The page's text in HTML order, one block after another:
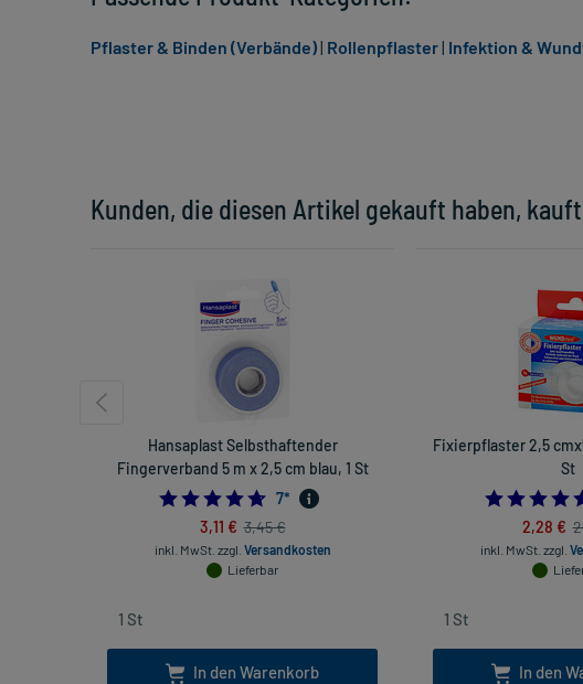
Kunden, die diesen Artikel gekauft haben,
Hansaplast Selbsthaftender
Fingerverband 5 m x 2,5 cm blau, 1 St
4.714285714285714
7*
3,11 € 3,45 €
inkl. MwSt. zzgl. Versandkosten
Lieferbar
In den Warenkorb
Fixierpflaster 2,5
St
2,28 €
inkl. MwSt. zzgl.
In den
Pflaster & Binden (Verbände)| Rollenpflaster| Infektion &